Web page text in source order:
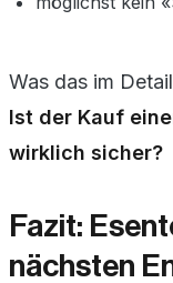
Was das im
Ist der Kauf
wirklich sicher?
Fazit:
nächsten